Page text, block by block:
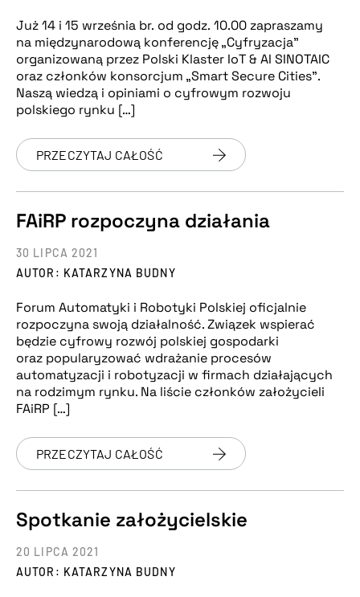
Już 14 i 15 września br. od godz. 10.00 zapraszamy
na międzynarodową konferencję „Cyfryzacja”
organizowaną przez Polski Klaster IoT & AI SINOTAIC
oraz członków konsorcjum „Smart Secure Cities”.
Naszą wiedzą i opiniami o cyfrowym rozwoju
polskiego rynku […]
PRZECZYTAJ CAŁOŚĆ
FAiRP rozpoczyna działania
AUTOR: KATARZYNA BUDNY
30 LIPCA 2021
Forum Automatyki i Robotyki Polskiej oficjalnie
rozpoczyna swoją działalność. Związek wspierać
będzie cyfrowy rozwój polskiej gospodarki
oraz popularyzować wdrażanie procesów
automatyzacji i robotyzacji w firmach działających
na rodzimym rynku. Na liście członków założycieli
FAiRP […]
PRZECZYTAJ CAŁOŚĆ
Spotkanie założycielskie
AUTOR: KATARZYNA BUDNY
20 LIPCA 2021